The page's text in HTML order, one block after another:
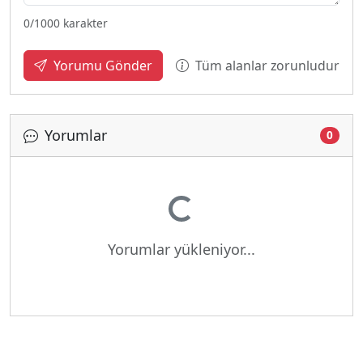
0/1000 karakter
Yorumu Gönder Tüm alanlar zorunludur
Yorumlar 0
Yükleniyor...
Yorumlar yükleniyor...